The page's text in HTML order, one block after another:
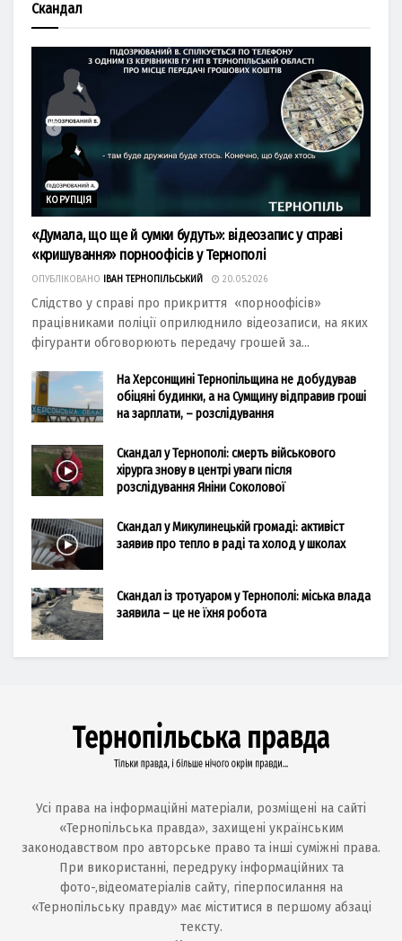
Скандал
КОРУПЦІЯ
«Думала, що ще й сумки будуть»: відеозапис у справі
«кришування» порноофісів у Тернополі
ОПУБЛІКОВАНО ІВАН ТЕРНОПІЛЬСЬКИЙ 20.05.2026
Слідство у справі про прикриття «порноофісів»
працівниками поліції оприлюднило відеозаписи, на яких
фігуранти обговорюють передачу грошей за...
На Херсонщині Тернопільщина не добудував
обіцяні будинки, а на Сумщину відправив гроші
на зарплати, – розслідування
Скандал у Тернополі: смерть військового
хірурга знову в центрі уваги після
розслідування Яніни Соколової
Скандал у Микулинецькій громаді: активіст
заявив про тепло в раді та холод у школах
Скандал із тротуаром у Тернополі: міська влада
заявила – це не їхня робота
Усі права на інформаційні матеріали, розміщені на сайті
«Тернопільська правда», захищені українським
законодавством про авторське право та інші суміжні права.
При використанні, передруку інформаційних та
фото-,відеоматеріалів сайту, гіперпосилання на
«Тернопільську правду» має міститися в першому абзаці
тексту.